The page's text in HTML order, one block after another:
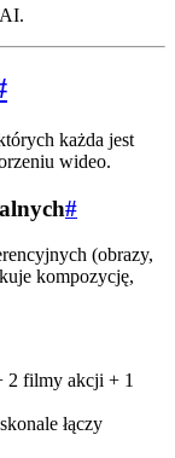
każda jest
wideo.
#
(obrazy,
kompozycję,
2 filmy akcji + 1
łączy